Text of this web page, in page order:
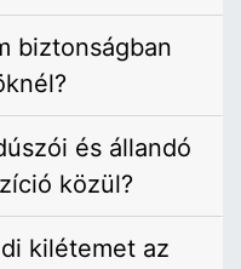
biztonságban
és állandó
közül?
kilétemet az